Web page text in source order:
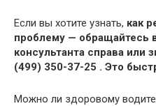
Если вы хотите узнать, как
проблему — обращайтесь
консультанта справа или
(499) 350-37-25 . Это
Можно ли здоровому